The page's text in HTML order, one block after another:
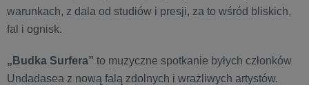
warunkach, z dala od studiów i presji, za to wśród bliskich,
fal i ognisk.
„Budka Surfera” to muzyczne spotkanie byłych członków
Undadasea z nową falą zdolnych i wrażliwych artystów.